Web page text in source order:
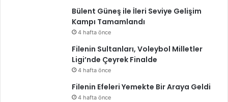
Bülent Güneş ile İleri Seviye Gelişim
Kampı Tamamlandı
4 hafta önce
Filenin Sultanları, Voleybol Milletler
Ligi’nde Çeyrek Finalde
4 hafta önce
Filenin Efeleri Yemekte Bir Araya Geldi
4 hafta önce